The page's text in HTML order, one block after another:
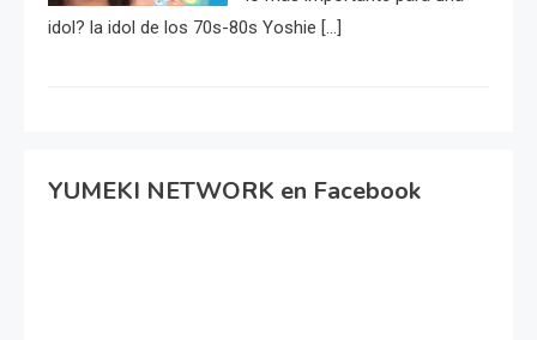
idol? la idol de los 70s-80s Yoshie […]
YUMEKI NETWORK en Facebook